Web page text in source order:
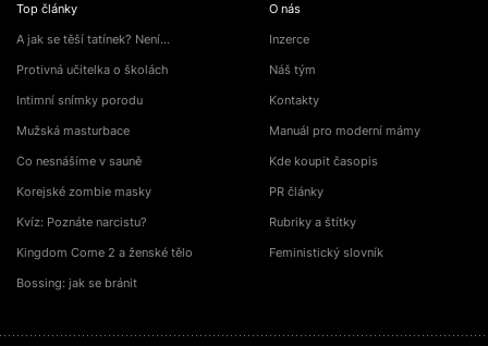
Top články
A jak se těší tatínek? Není…
Protivná učitelka o školách
Intimní snímky porodu
Mužská masturbace
Co nesnášíme v sauně
Korejské zombie masky
Kvíz: Poznáte narcistu?
Kingdom Come 2 a ženské tělo
Bossing: jak se bránit
O nás
Inzerce
Náš tým
Kontakty
Manuál pro moderní mámy
Kde koupit časopis
PR články
Rubriky a štítky
Feministický slovník